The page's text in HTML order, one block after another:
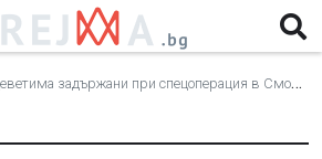
задържани при спецоперация в Смолянска област